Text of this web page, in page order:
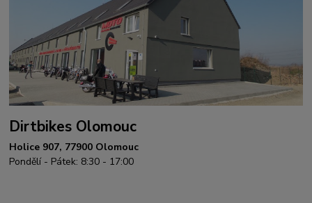
Dirtbikes Olomouc
Holice 907, 77900 Olomouc
Pondělí - Pátek: 8:30 - 17:00